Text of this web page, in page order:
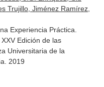
Trujillo, Jiménez Ramírez,
Experiencia Práctica.
Edición de las
Universitaria de la
2019